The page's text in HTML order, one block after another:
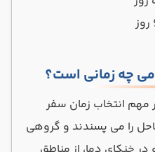
چه زمانی است؟
مهم انتخاب زمان سفر
را می پسندند و گروهی